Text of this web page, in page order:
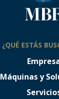
¿QUÉ ESTÁS
Máquinas y